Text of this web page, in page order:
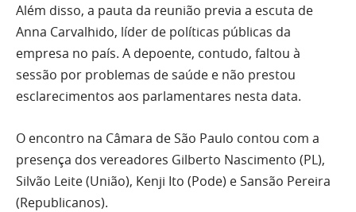
Além disso, a pauta da reunião previa a escuta de
Anna Carvalhido, líder de políticas públicas da
empresa no país. A depoente, contudo, faltou à
sessão por problemas de saúde e não prestou
esclarecimentos aos parlamentares nesta data.
O encontro na Câmara de São Paulo contou com a
presença dos vereadores Gilberto Nascimento (PL),
Silvão Leite (União), Kenji Ito (Pode) e Sansão Pereira
(Republicanos).